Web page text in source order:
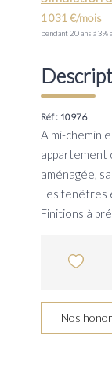
1 031 €/mois
pendant 20 ans à
Réf : 10976
A mi-chemin
appartement
aménagée,
Les fenêtres
Finitions à
Nos